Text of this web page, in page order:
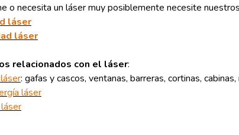
o necesita un láser muy posiblemente necesite
láser
láser
relacionados con el láser:
: gafas y cascos, ventanas, barreras, cortinas, cabinas,
láser